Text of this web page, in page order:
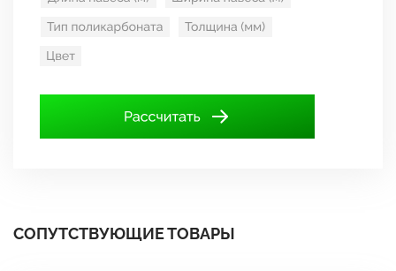
СОПУТСТВУЮЩИЕ ТОВАРЫ